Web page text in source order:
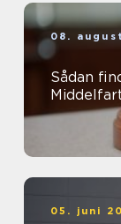
08.
Sådan
05. juni